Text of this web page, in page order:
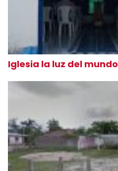
Iglesia la luz del mundo